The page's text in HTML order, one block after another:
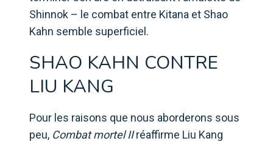
Shinnok – le combat entre Kitana et Shao
Kahn semble superficiel.
SHAO KAHN CONTRE
LIU KANG
Pour les raisons que nous aborderons sous
peu, Combat mortel IIréaffirme Liu Kang